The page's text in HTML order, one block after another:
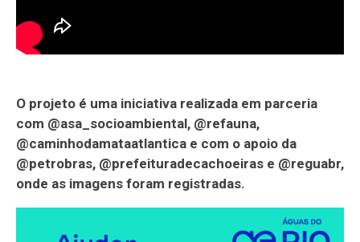
O projeto é uma iniciativa realizada em parceria
com @asa_socioambiental, @refauna,
@caminhodamataatlantica e com o apoio da
@petrobras, @prefeituradecachoeiras e @reguabr,
onde as imagens foram registradas.